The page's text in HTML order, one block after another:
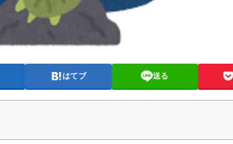
はてブ 送る